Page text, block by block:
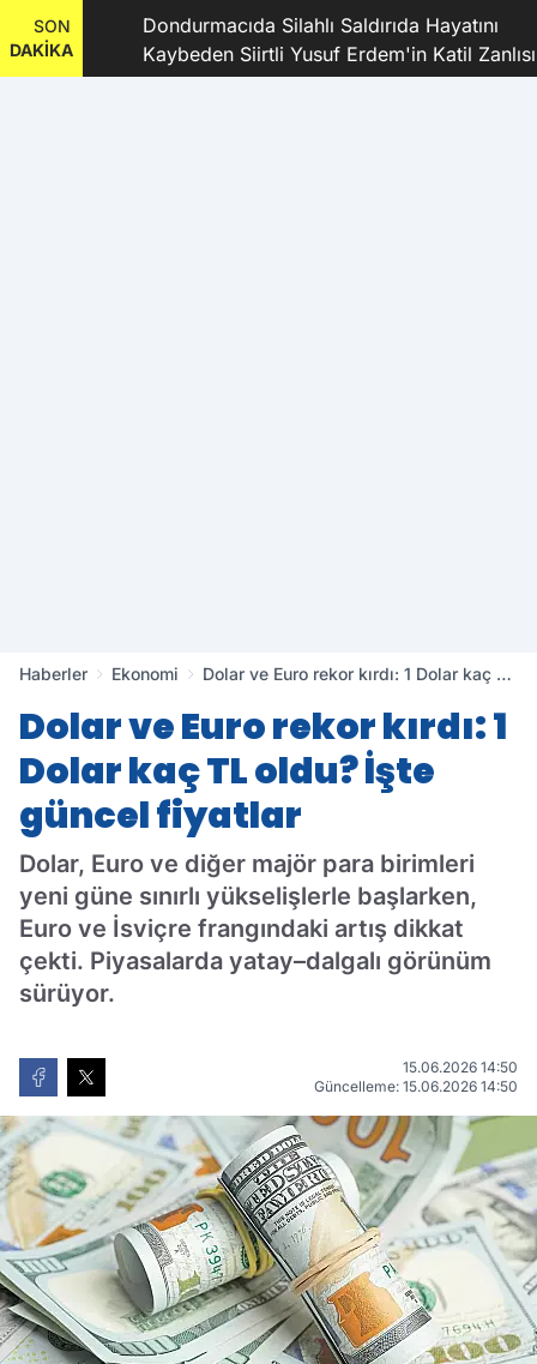
SON
DAKİKA
Dondurmacıda Silahlı Saldırıda Hayatını
Kaybeden Siirtli Yusuf Erdem'in Katil Zanlısı
ve 9 Şüpheli Tutuklandı
Haberler Ekonomi
Dolar ve Euro rekor kırdı: 1 Dolar kaç TL
Dolar ve Euro rekor kırdı: 1
Dolar kaç TL oldu? İşte
güncel fiyatlar
Dolar, Euro ve diğer majör para birimleri
yeni güne sınırlı yükselişlerle başlarken,
Euro ve İsviçre frangındaki artış dikkat
çekti. Piyasalarda yatay–dalgalı görünüm
sürüyor.
15.06.2026 14:50
Güncelleme: 15.06.2026 14:50